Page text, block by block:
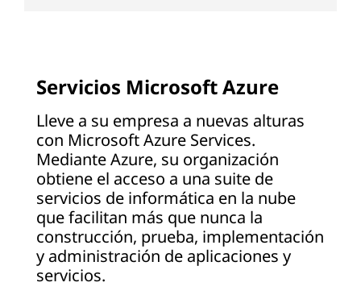
Servicios Microsoft Azure
Lleve a su empresa a nuevas alturas
con Microsoft Azure Services.
Mediante Azure, su organización
obtiene el acceso a una suite de
servicios de informática en la nube
que facilitan más que nunca la
construcción, prueba, implementación
y administración de aplicaciones y
servicios.